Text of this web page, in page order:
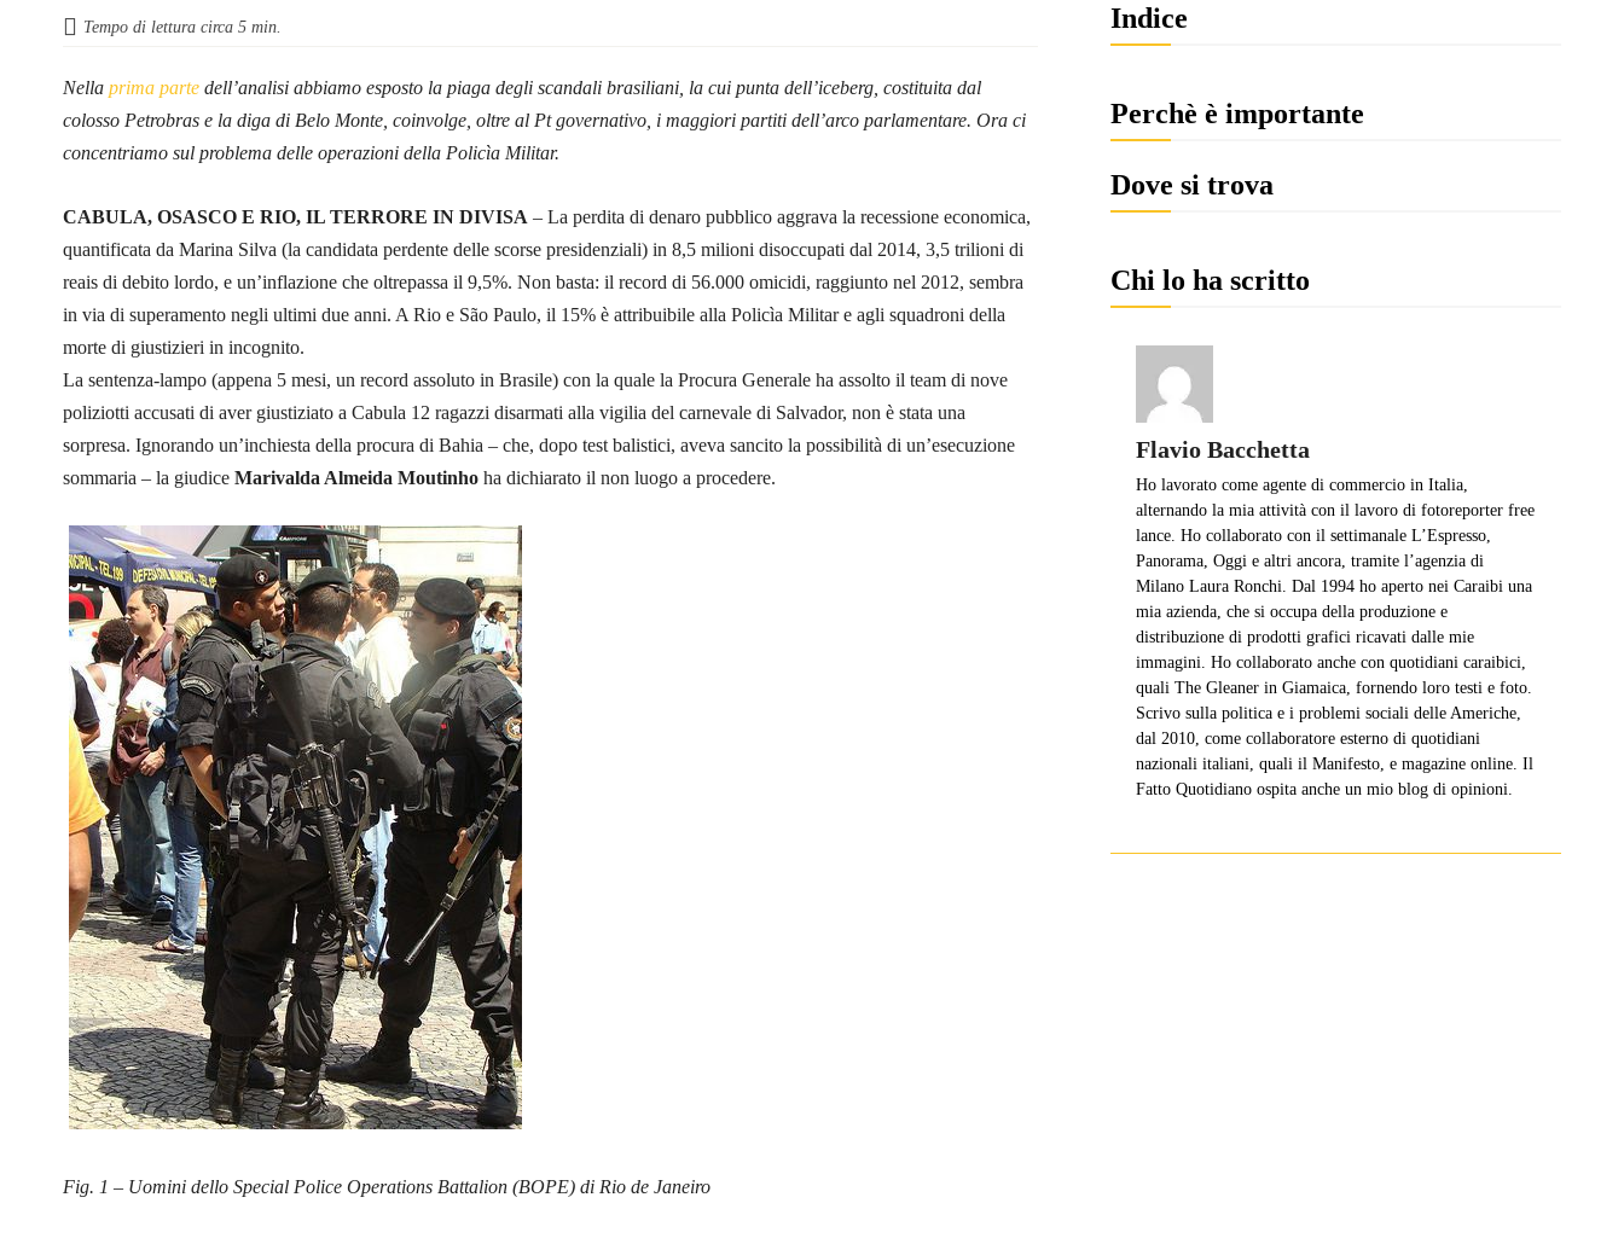
Tempo di lettura circa 5 min.
Nella prima parte dell’analisi abbiamo esposto la piaga degli scandali brasiliani, la cui punta dell’iceberg, costituita dal
colosso Petrobras e la diga di Belo Monte, coinvolge, oltre al Pt governativo, i maggiori partiti dell’arco parlamentare. Ora ci
concentriamo sul problema delle operazioni della Policìa Militar.
CABULA, OSASCO E RIO, IL TERRORE IN DIVISA – La perdita di denaro pubblico aggrava la recessione economica,
quantificata da Marina Silva (la candidata perdente delle scorse presidenziali) in 8,5 milioni disoccupati dal 2014, 3,5 trilioni di
reais di debito lordo, e un’inflazione che oltrepassa il 9,5%. Non basta: il record di 56.000 omicidi, raggiunto nel 2012, sembra
in via di superamento negli ultimi due anni. A Rio e São Paulo, il 15% è attribuibile alla Policìa Militar e agli squadroni della
morte di giustizieri in incognito.
La sentenza-lampo (appena 5 mesi, un record assoluto in Brasile) con la quale la Procura Generale ha assolto il team di nove
poliziotti accusati di aver giustiziato a Cabula 12 ragazzi disarmati alla vigilia del carnevale di Salvador, non è stata una
sorpresa. Ignorando un’inchiesta della procura di Bahia – che, dopo test balistici, aveva sancito la possibilità di un’esecuzione
sommaria – la giudice Marivalda Almeida Moutinho ha dichiarato il non luogo a procedere.
Fig. 1 – Uomini dello Special Police Operations Battalion (BOPE) di Rio de Janeiro
Indice
Perchè è importante
Dove si trova
Chi lo ha scritto
Flavio Bacchetta
Ho lavorato come agente di commercio in Italia,
alternando la mia attività con il lavoro di fotoreporter free
lance. Ho collaborato con il settimanale L’Espresso,
Panorama, Oggi e altri ancora, tramite l’agenzia di
Milano Laura Ronchi. Dal 1994 ho aperto nei Caraibi una
mia azienda, che si occupa della produzione e
distribuzione di prodotti grafici ricavati dalle mie
immagini. Ho collaborato anche con quotidiani caraibici,
quali The Gleaner in Giamaica, fornendo loro testi e foto.
Scrivo sulla politica e i problemi sociali delle Americhe,
dal 2010, come collaboratore esterno di quotidiani
nazionali italiani, quali il Manifesto, e magazine online. Il
Fatto Quotidiano ospita anche un mio blog di opinioni.